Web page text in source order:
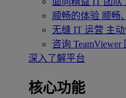
顺畅的体验 顺畅
无缝 IT 运营 主
咨询 TeamViewer
深入了解平台
核心功能